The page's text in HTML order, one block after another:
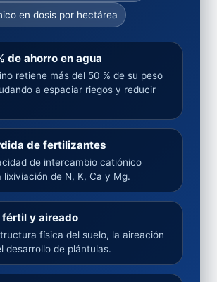
en dosis por hectárea
de ahorro en agua
retiene más del 50 % de su peso
a espaciar riegos y reducir
de fertilizantes
de intercambio catiónico
lixiviación de N, K, Ca y Mg.
fértil y aireado
física del suelo, la aireación
desarrollo de plántulas.